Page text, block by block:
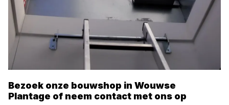
Bezoek onze bouwshop in Wouwse
Plantage of neem contact met ons op